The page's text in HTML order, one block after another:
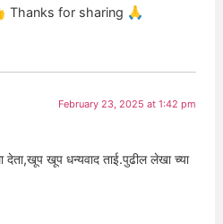
Thanks for sharing 🙏
February 23, 2025 at 1:42 pm
देता,खूप खूप धन्यवाद ताई.पुढील लेखा च्या